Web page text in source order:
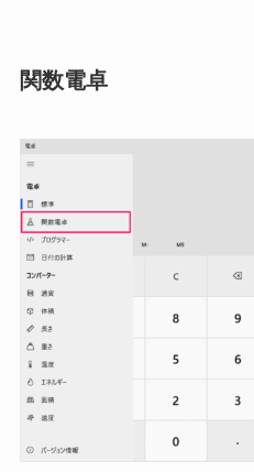
関数電卓